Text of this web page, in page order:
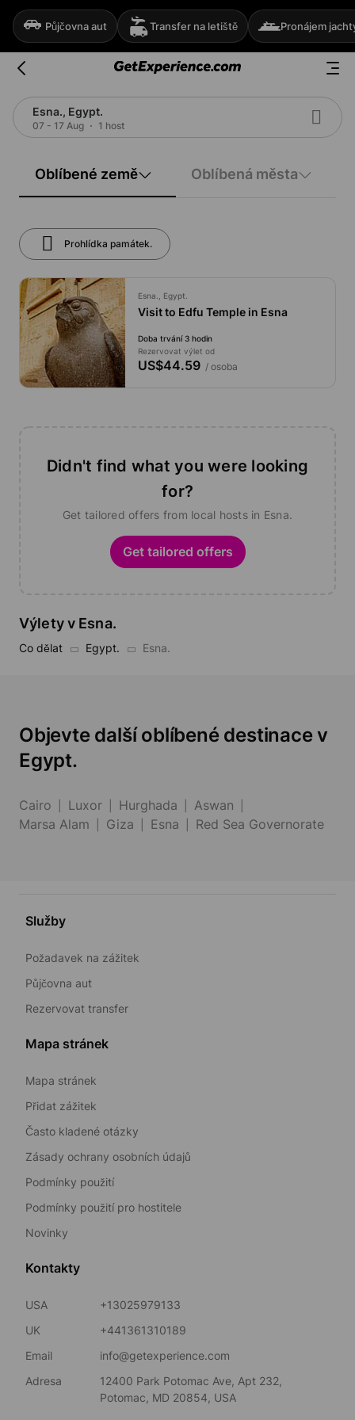
Půjčovna aut Transfer na letiště Pronájem
Esna., Egypt.
07 - 17 Aug 1 host
Oblíbené země Oblíbená města
Prohlídka památek.
Esna., Egypt.
Visit to Edfu Temple in Esna
Doba trvání 3 hodin
Rezervovat výlet od
US$44.59/ osoba
Didn't find what you were looking
for?
Get tailored offers from local hosts in Esna.
Get tailored offers
Výlety v Esna.
Co dělat Egypt. Esna.
Objevte další oblíbené destinace v
Egypt.
Cairo Luxor Hurghada
Aswan
Marsa Alam
Giza Esna Red Sea Governorate
Služby
Požadavek na zážitek
Půjčovna aut
Rezervovat transfer
Mapa stránek
Mapa stránek
Přidat zážitek
Často kladené otázky
Zásady ochrany osobních údajů
Podmínky použití
Podmínky použití pro hostitele
Novinky
Kontakty
USA
+13025979133
UK
+441361310189
Email
info@getexperience.com
Adresa
12400 Park Potomac Ave, Apt 232,
Potomac, MD 20854, USA